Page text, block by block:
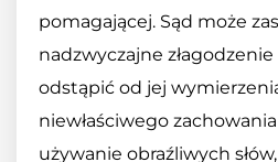
pomagającej. Sąd może
nadzwyczajne
odstąpić od jej
niewłaściwego
używanie obraźliwych